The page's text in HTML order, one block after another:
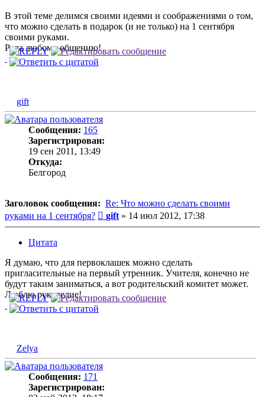
В этой теме делимся своими идеями и соображениями о том,
что можно сделать в подарок (и не только) на 1 сентября
своими руками.
Рада любому общению!
gift
Сообщения: 165
Зарегистрирован:
19 сен 2011, 13:49
Откуда:
Белгород
Заголовок сообщения: Re: Что можно сделать своими
руками на 1 сентября?
Сообщение
gift » 14 июл 2012, 17:38
Цитата
Я думаю, что для первоклашек можно сделать
пригласительные на первый утренник. Учителя, конечно не
будут таким заниматься, а вот родительский комитет может.
Люблю рукоделие!
Zelya
Сообщения: 171
Зарегистрирован: